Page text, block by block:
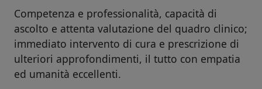
Competenza e professionalità, capacità di
ascolto e attenta valutazione del quadro clinico;
immediato intervento di cura e prescrizione di
ulteriori approfondimenti, il tutto con empatia
ed umanità eccellenti.